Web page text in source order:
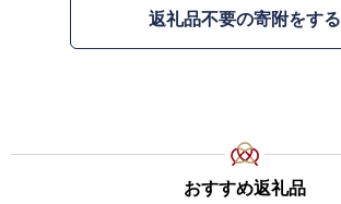
返礼品不要の寄附をする
おすすめ返礼品